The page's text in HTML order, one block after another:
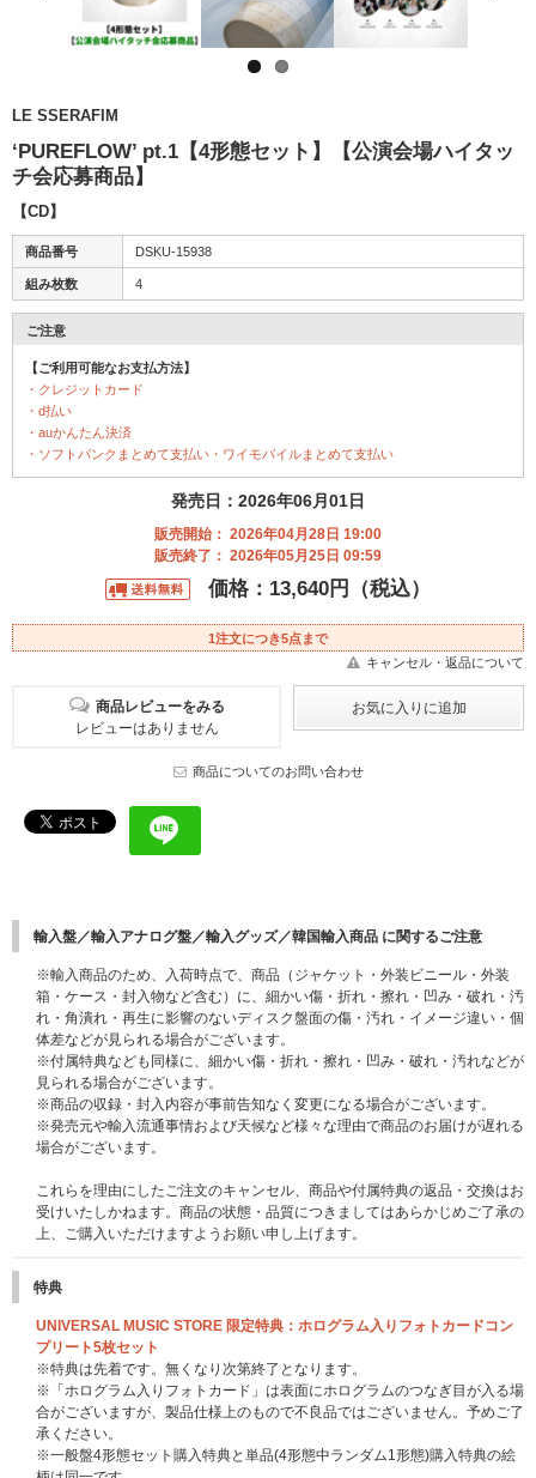
LE SSERAFIM
‘PUREFLOW’ pt.1【4形態セット】【公演会場ハイタッ
チ会応募商品】
【CD】
商品番号 DSKU-15938
組み枚数 4
ご注意
【ご利用可能なお支払方法】
・クレジットカード
・d払い
・auかんたん決済
・ソフトバンクまとめて支払い・ワイモバイルまとめて支払い
発売日：2026年06月01日
販売開始： 2026年04月28日 19:00
販売終了： 2026年05月25日 09:59
価格：13,640円（税込）
1注文につき5点まで
キャンセル・返品について
商品レビューをみる
レビューはありません
商品についてのお問い合わせ
輸入盤／輸入アナログ盤／輸入グッズ／韓国輸入商品 に関するご注意
※輸入商品のため、入荷時点で、商品（ジャケット・外装ビニール・外装
箱・ケース・封入物など含む）に、細かい傷・折れ・擦れ・凹み・破れ・汚
れ・角潰れ・再生に影響のないディスク盤面の傷・汚れ・イメージ違い・個
体差などが見られる場合がございます。
※付属特典なども同様に、細かい傷・折れ・擦れ・凹み・破れ・汚れなどが
見られる場合がございます。
※商品の収録・封入内容が事前告知なく変更になる場合がございます。
※発売元や輸入流通事情および天候など様々な理由で商品のお届けが遅れる
場合がございます。
これらを理由にしたご注文のキャンセル、商品や付属特典の返品・交換はお
受けいたしかねます。商品の状態・品質につきましてはあらかじめご了承の
上、ご購入いただけますようお願い申し上げます。
特典
UNIVERSAL MUSIC STORE 限定特典：ホログラム入りフォトカードコン
プリート5枚セット
※特典は先着です。無くなり次第終了となります。
※「ホログラム入りフォトカード」は表面にホログラムのつなぎ目が入る場
合がございますが、製品仕様上のもので不良品ではございません。予めご了
承ください。
※一般盤4形態セット購入特典と単品(4形態中ランダム1形態)購入特典の絵